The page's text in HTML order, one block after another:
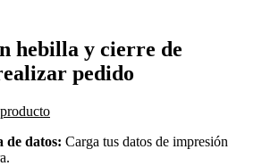
hebilla y cierre de
pedido
de datos: Carga tus datos de impresión